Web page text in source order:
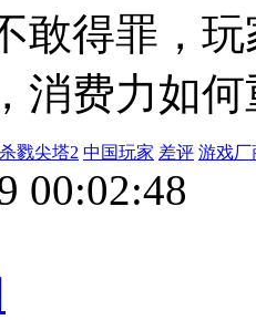
敢得罪，
消费力如
杀戮尖塔2 中国玩家 差评 游戏厂
00:02:48